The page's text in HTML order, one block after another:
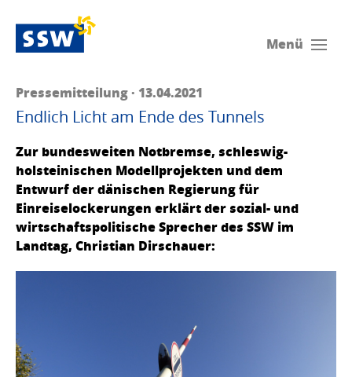
Menü
Pressemitteilung · 13.04.2021
Endlich Licht am Ende des Tunnels
Zur bundesweiten Notbremse, schleswig-
holsteinischen Modellprojekten und dem
Entwurf der dänischen Regierung für
Einreiselockerungen erklärt der sozial- und
wirtschaftspolitische Sprecher des SSW im
Landtag, Christian Dirschauer: